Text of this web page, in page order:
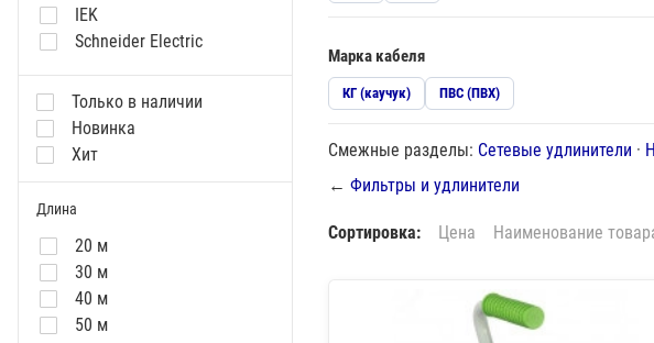
IEK
Schneider Electric
BURO
Rexant
Эра
FERON
Navigator Group
ENGY
Stekker
Только в наличии
Новинка
Хит
Длина
20 м
30 м
40 м
50 м
Марка кабеля
КГ (каучук) ПВС (ПВХ)
Смежные разделы: Сетевые удлинители ·
←Фильтры и удлинители
Сортировка: Цена Наименование